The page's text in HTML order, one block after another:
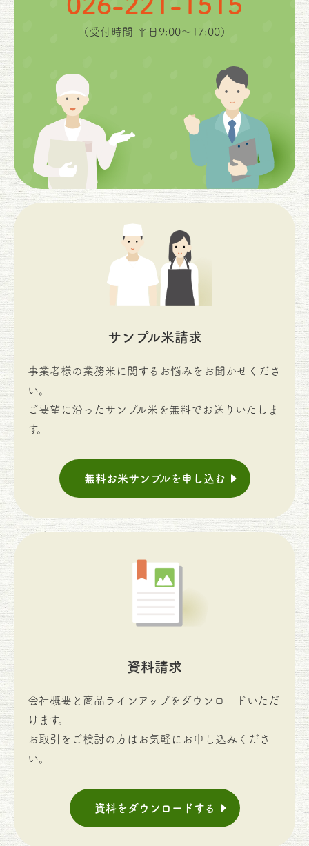
（受付時間 平日9:00〜17:00）
サンプル米請求
事業者様の業務米に関するお悩みをお聞かせくださ
い。
ご要望に沿ったサンプル米を無料でお送りいたしま
す。
無料お米サンプルを申し込む
資料請求
会社概要と商品ラインアップをダウンロードいただ
けます。
お取引をご検討の方はお気軽にお申し込みくださ
い。
資料をダウンロードする